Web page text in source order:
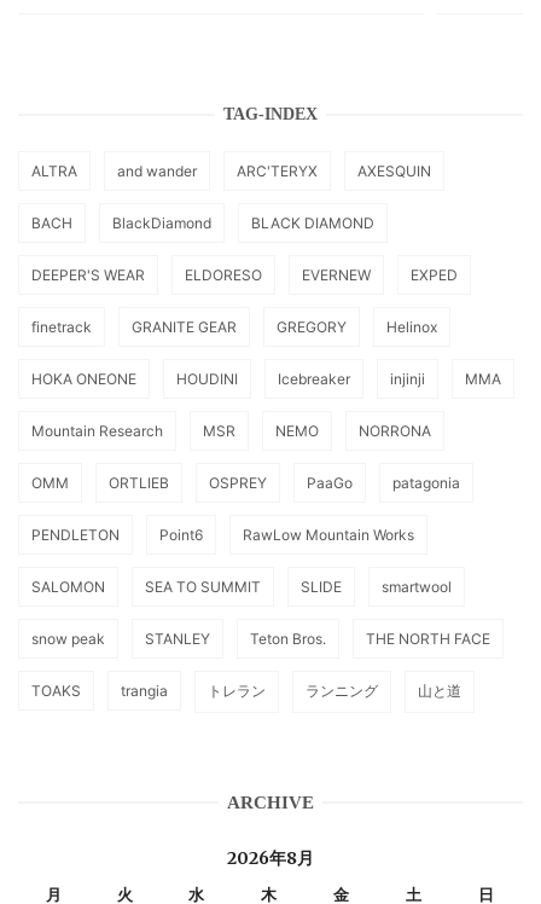
TAG-INDEX
ALTRA and wander ARC'TERYX AXESQUIN
BACH BlackDiamond BLACK DIAMOND
DEEPER'S WEAR ELDORESO EVERNEW EXPED
finetrack GRANITE GEAR GREGORY Helinox
HOKA ONEONE HOUDINI Icebreaker injinji MMA
Mountain Research MSR NEMO NORRONA
OMM ORTLIEB OSPREY PaaGo patagonia
PENDLETON Point6 RawLow Mountain Works
SALOMON SEA TO SUMMIT SLIDE smartwool
snow peak STANLEY Teton Bros. THE NORTH FACE
TOAKS trangia トレラン ランニング 山と道
ARCHIVE
2026年8月
月 火 水 木 金 土 日